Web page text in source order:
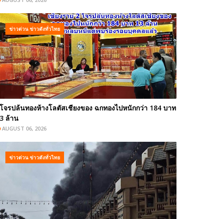
ข่าวด่วน ข่าวดังทั่วไทย
จรปล้นทองห้างโลตัสเชียงของ ฉกทองไปหนักกว่า 184 บาท
ล้าน
AUGUST 06, 2026
ข่าวด่วน ข่าวดังทั่วไทย